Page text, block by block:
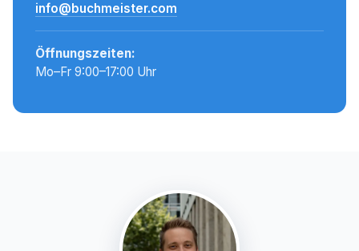
info@buchmeister.com
Öffnungszeiten:
Mo–Fr 9:00–17:00 Uhr